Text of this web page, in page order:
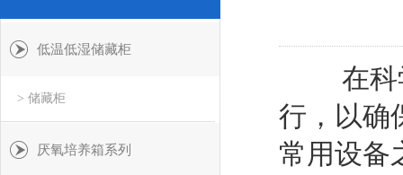
在科学
行，以确
常用设备
低温低湿储藏柜
> 储藏柜
厌氧培养箱系列